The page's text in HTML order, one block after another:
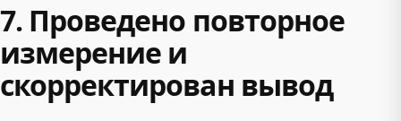
7. Проведено повторное
измерение и
скорректирован вывод